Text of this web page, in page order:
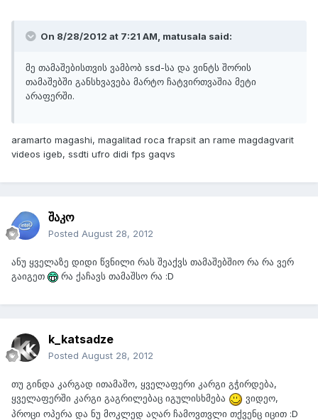
On 8/28/2012 at 7:21 AM, matusala said:
მე თამაშებისთვის ვამბობ ssd-სა და ვინტს შორის
თამაშებში განსხვავება მარტო ჩატვირთვაშია მეტი
არაფერში.
aramarto magashi, magalitad roca frapsit an rame magdagvarit
videos igeb, ssdti ufro didi fps gaqvs
შაკო
Posted August 28, 2012
ანუ ყველაზე დიდი წვნილი რას შეაქვს თამაშებშიო რა რა ვერ
გაიგეთ
რა ქაჩავს თამაშსო რა :D
k_katsadze
Posted August 28, 2012
თუ გინდა კარგად ითამაშო, ყველაფერი კარგი გჭირდება,
ყველაფერში კარგი გაგრილებაც იგულისხმება
ვიდეო,
პროცი ოპერა და ნუ მოკლედ აღარ ჩამოვთვლი თქვენც იცით :D